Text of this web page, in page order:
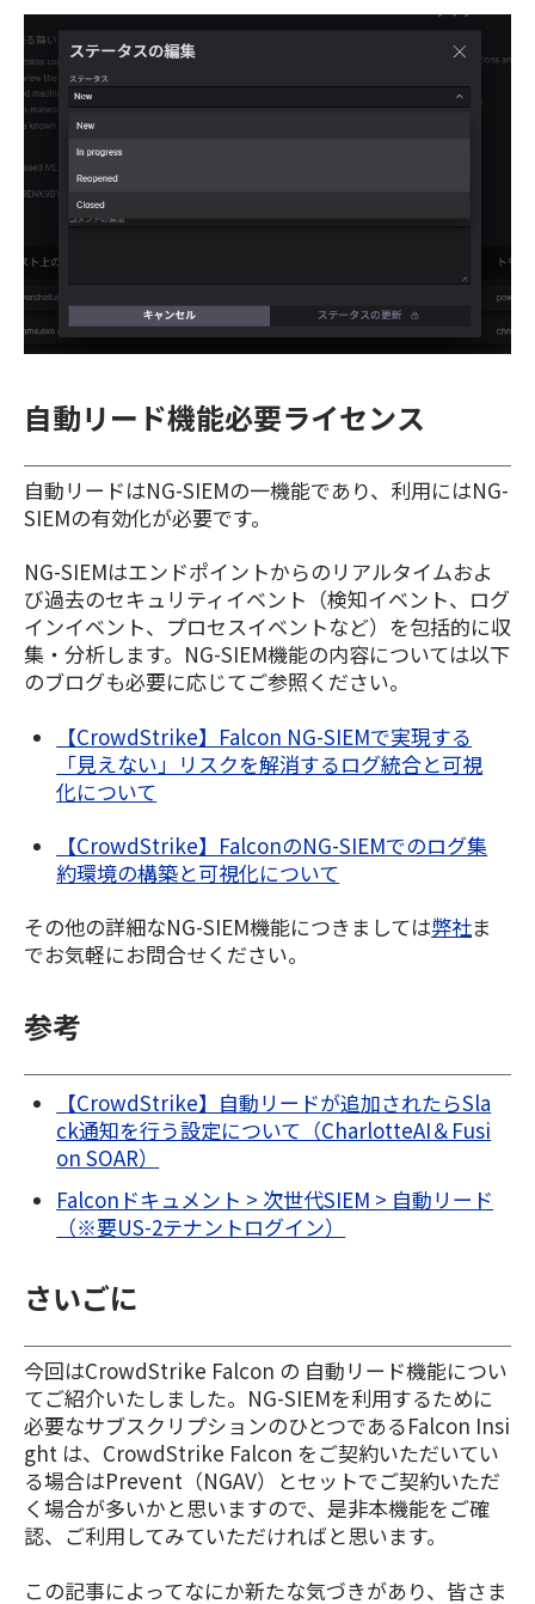
自動リード機能必要ライセンス
自動リードはNG-SIEMの一機能であり、利用にはNG-
SIEMの有効化が必要です。
NG-SIEMはエンドポイントからのリアルタイムおよ
び過去のセキュリティイベント（検知イベント、ログ
インイベント、プロセスイベントなど）を包括的に収
集・分析します。NG-SIEM機能の内容については以下
のブログも必要に応じてご参照ください。
【CrowdStrike】Falcon NG-SIEMで実現する
「見えない」リスクを解消するログ統合と可視
化について
【CrowdStrike】FalconのNG-SIEMでのログ集
約環境の構築と可視化について
その他の詳細なNG-SIEM機能につきましては弊社ま
でお気軽にお問合せください。
参考
【CrowdStrike】自動リードが追加されたらSla
ck通知を行う設定について（CharlotteAI＆Fusi
on SOAR）
Falconドキュメント > 次世代SIEM > 自動リード
（※要US-2テナントログイン）
さいごに
今回はCrowdStrike Falcon の 自動リード機能につい
てご紹介いたしました。NG-SIEMを利用するために
必要なサブスクリプションのひとつであるFalcon Insi
ght は、CrowdStrike Falcon をご契約いただいてい
る場合はPrevent（NGAV）とセットでご契約いただ
く場合が多いかと思いますので、是非本機能をご確
認、ご利用してみていただければと思います。
この記事によってなにか新たな気づきがあり、皆さま